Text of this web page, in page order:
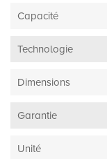
Capacité
Technologie
Dimensions
Garantie
Unité